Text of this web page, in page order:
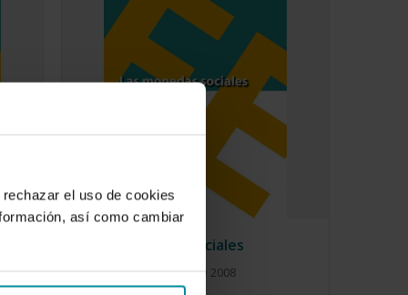
el uso de cookies
así como cambiar
Las monedas sociales
16 de septiembre de 2008